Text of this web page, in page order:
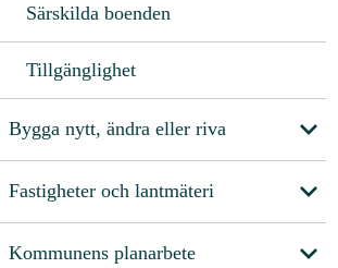
Särskilda boenden
Tillgänglighet
Bygga nytt, ändra eller riva
Fastigheter och lantmäteri
Kommunens planarbete